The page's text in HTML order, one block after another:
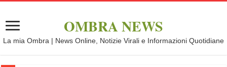
OMBRA NEWS
La mia Ombra | News Online, Notizie Virali e Informazioni Quotidiane